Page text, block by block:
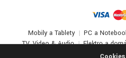
Mobily a Tablety PC a
TV, Video & Audio
Elektro a
Deti a